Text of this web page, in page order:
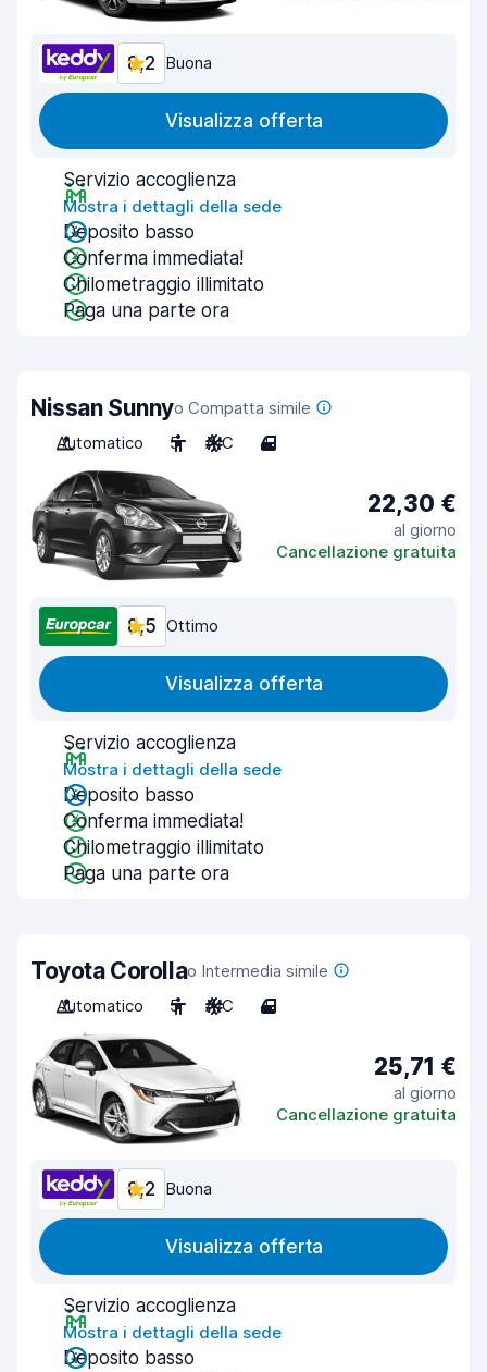
8,2 Buona
Visualizza offerta
Servizio accoglienza
Mostra i dettagli della sede
Deposito basso
Conferma immediata!
Chilometraggio illimitato
Paga una parte ora
Nissan Sunnyo Compatta simile
Automatico
5 A/C 4
22,30 €
al giorno
Cancellazione gratuita
8,5 Ottimo
Visualizza offerta
Servizio accoglienza
Mostra i dettagli della sede
Deposito basso
Conferma immediata!
Chilometraggio illimitato
Paga una parte ora
Toyota Corollao Intermedia simile
Automatico
5 A/C 4
25,71 €
al giorno
Cancellazione gratuita
8,2 Buona
Visualizza offerta
Servizio accoglienza
Mostra i dettagli della sede
Deposito basso